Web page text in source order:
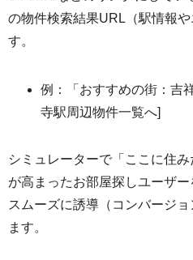
の物件検索結果URL（駅情報
す。
例：「おすすめの街：吉
寺駅周辺物件一覧へ]
シミュレーターで「ここに住
が高まったお部屋探しユーザ
スムーズに誘導（コンバージ
ます。